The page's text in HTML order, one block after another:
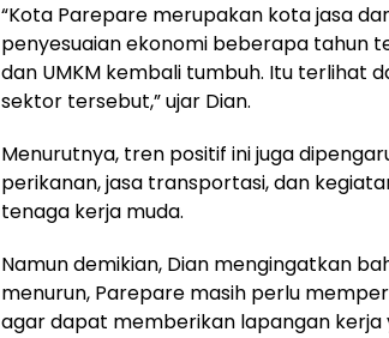
“Kota Parepare merupakan kota jasa
penyesuaian ekonomi beberapa tahun
dan UMKM kembali tumbuh. Itu terlihat
sektor tersebut,” ujar Dian.
Menurutnya, tren positif ini juga
perikanan, jasa transportasi, dan
tenaga kerja muda.
Namun demikian, Dian mengingatkan
menurun, Parepare masih perlu
agar dapat memberikan lapangan